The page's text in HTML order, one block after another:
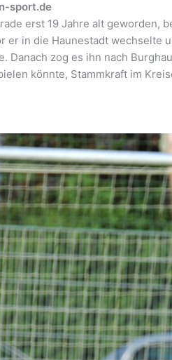
sport.de
erst 19 Jahre alt geworden,
er in die Haunestadt wechselte
Danach zog es ihn nach
könnte, Stammkraft im